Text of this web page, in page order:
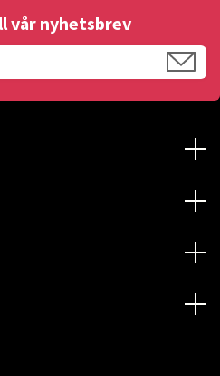
vår nyhetsbrev